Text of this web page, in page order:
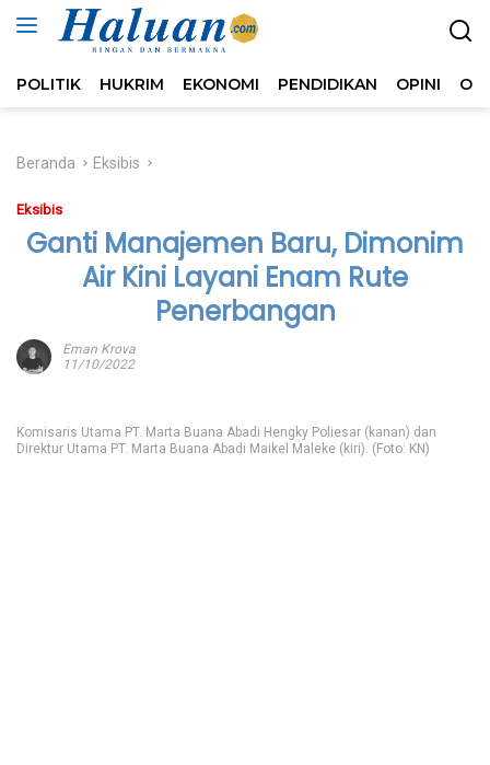
Langsung
POLITIK HUKRIM EKONOMI PENDIDIKAN OPINI
Beranda Eksibis
Eksibis
Ganti Manajemen Baru, Dimonim
Air Kini Layani Enam Rute
Penerbangan
Eman Krova
11/10/2022
Komisaris Utama PT. Marta Buana Abadi Hengky Poliesar (kanan) dan
Direktur Utama PT. Marta Buana Abadi Maikel Maleke (kiri). (Foto: KN)